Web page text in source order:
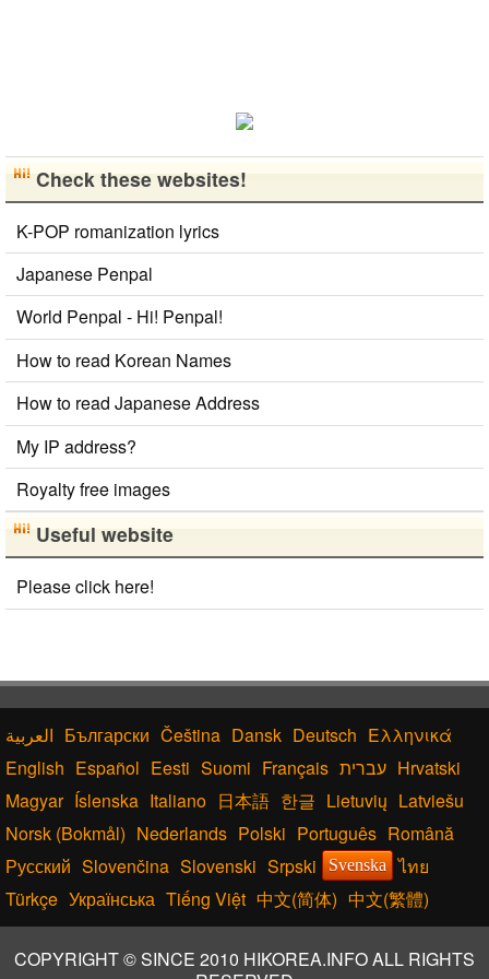
Check these websites!
K-POP romanization lyrics
Japanese Penpal
World Penpal - Hi! Penpal!
How to read Korean Names
How to read Japanese Address
My IP address?
Royalty free images
Useful website
Please click here!
Български Čeština Dansk Deutsch Ελληνικά
English Español Eesti Suomi Français עברית Hrvatski
Magyar Íslenska Italiano 日本語 한글 Lietuvių Latviešu
Norsk (Bokmål) Nederlands Polski Português Română
Русский Slovenčina Slovenski Srpski Svenska
ไทย
Türkçe Українська Tiếng Việt 中文(简体) 中文(繁體)
COPYRIGHT © SINCE 2010 HIKOREA.INFO ALL RIGHTS